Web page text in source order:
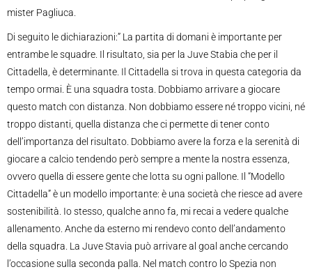
mister Pagliuca.
Di seguito le dichiarazioni:” La partita di domani è importante per
entrambe le squadre. Il risultato, sia per la Juve Stabia che per il
Cittadella, è determinante. Il Cittadella si trova in questa categoria da
tempo ormai. È una squadra tosta. Dobbiamo arrivare a giocare
questo match con distanza. Non dobbiamo essere né troppo vicini, né
troppo distanti, quella distanza che ci permette di tener conto
dell’importanza del risultato. Dobbiamo avere la forza e la serenità di
giocare a calcio tendendo però sempre a mente la nostra essenza,
ovvero quella di essere gente che lotta su ogni pallone. Il “Modello
Cittadella” è un modello importante: è una società che riesce ad avere
sostenibilità. Io stesso, qualche anno fa, mi recai a vedere qualche
allenamento. Anche da esterno mi rendevo conto dell’andamento
della squadra. La Juve Stavia può arrivare al goal anche cercando
l’occasione sulla seconda palla. Nel match contro lo Spezia non